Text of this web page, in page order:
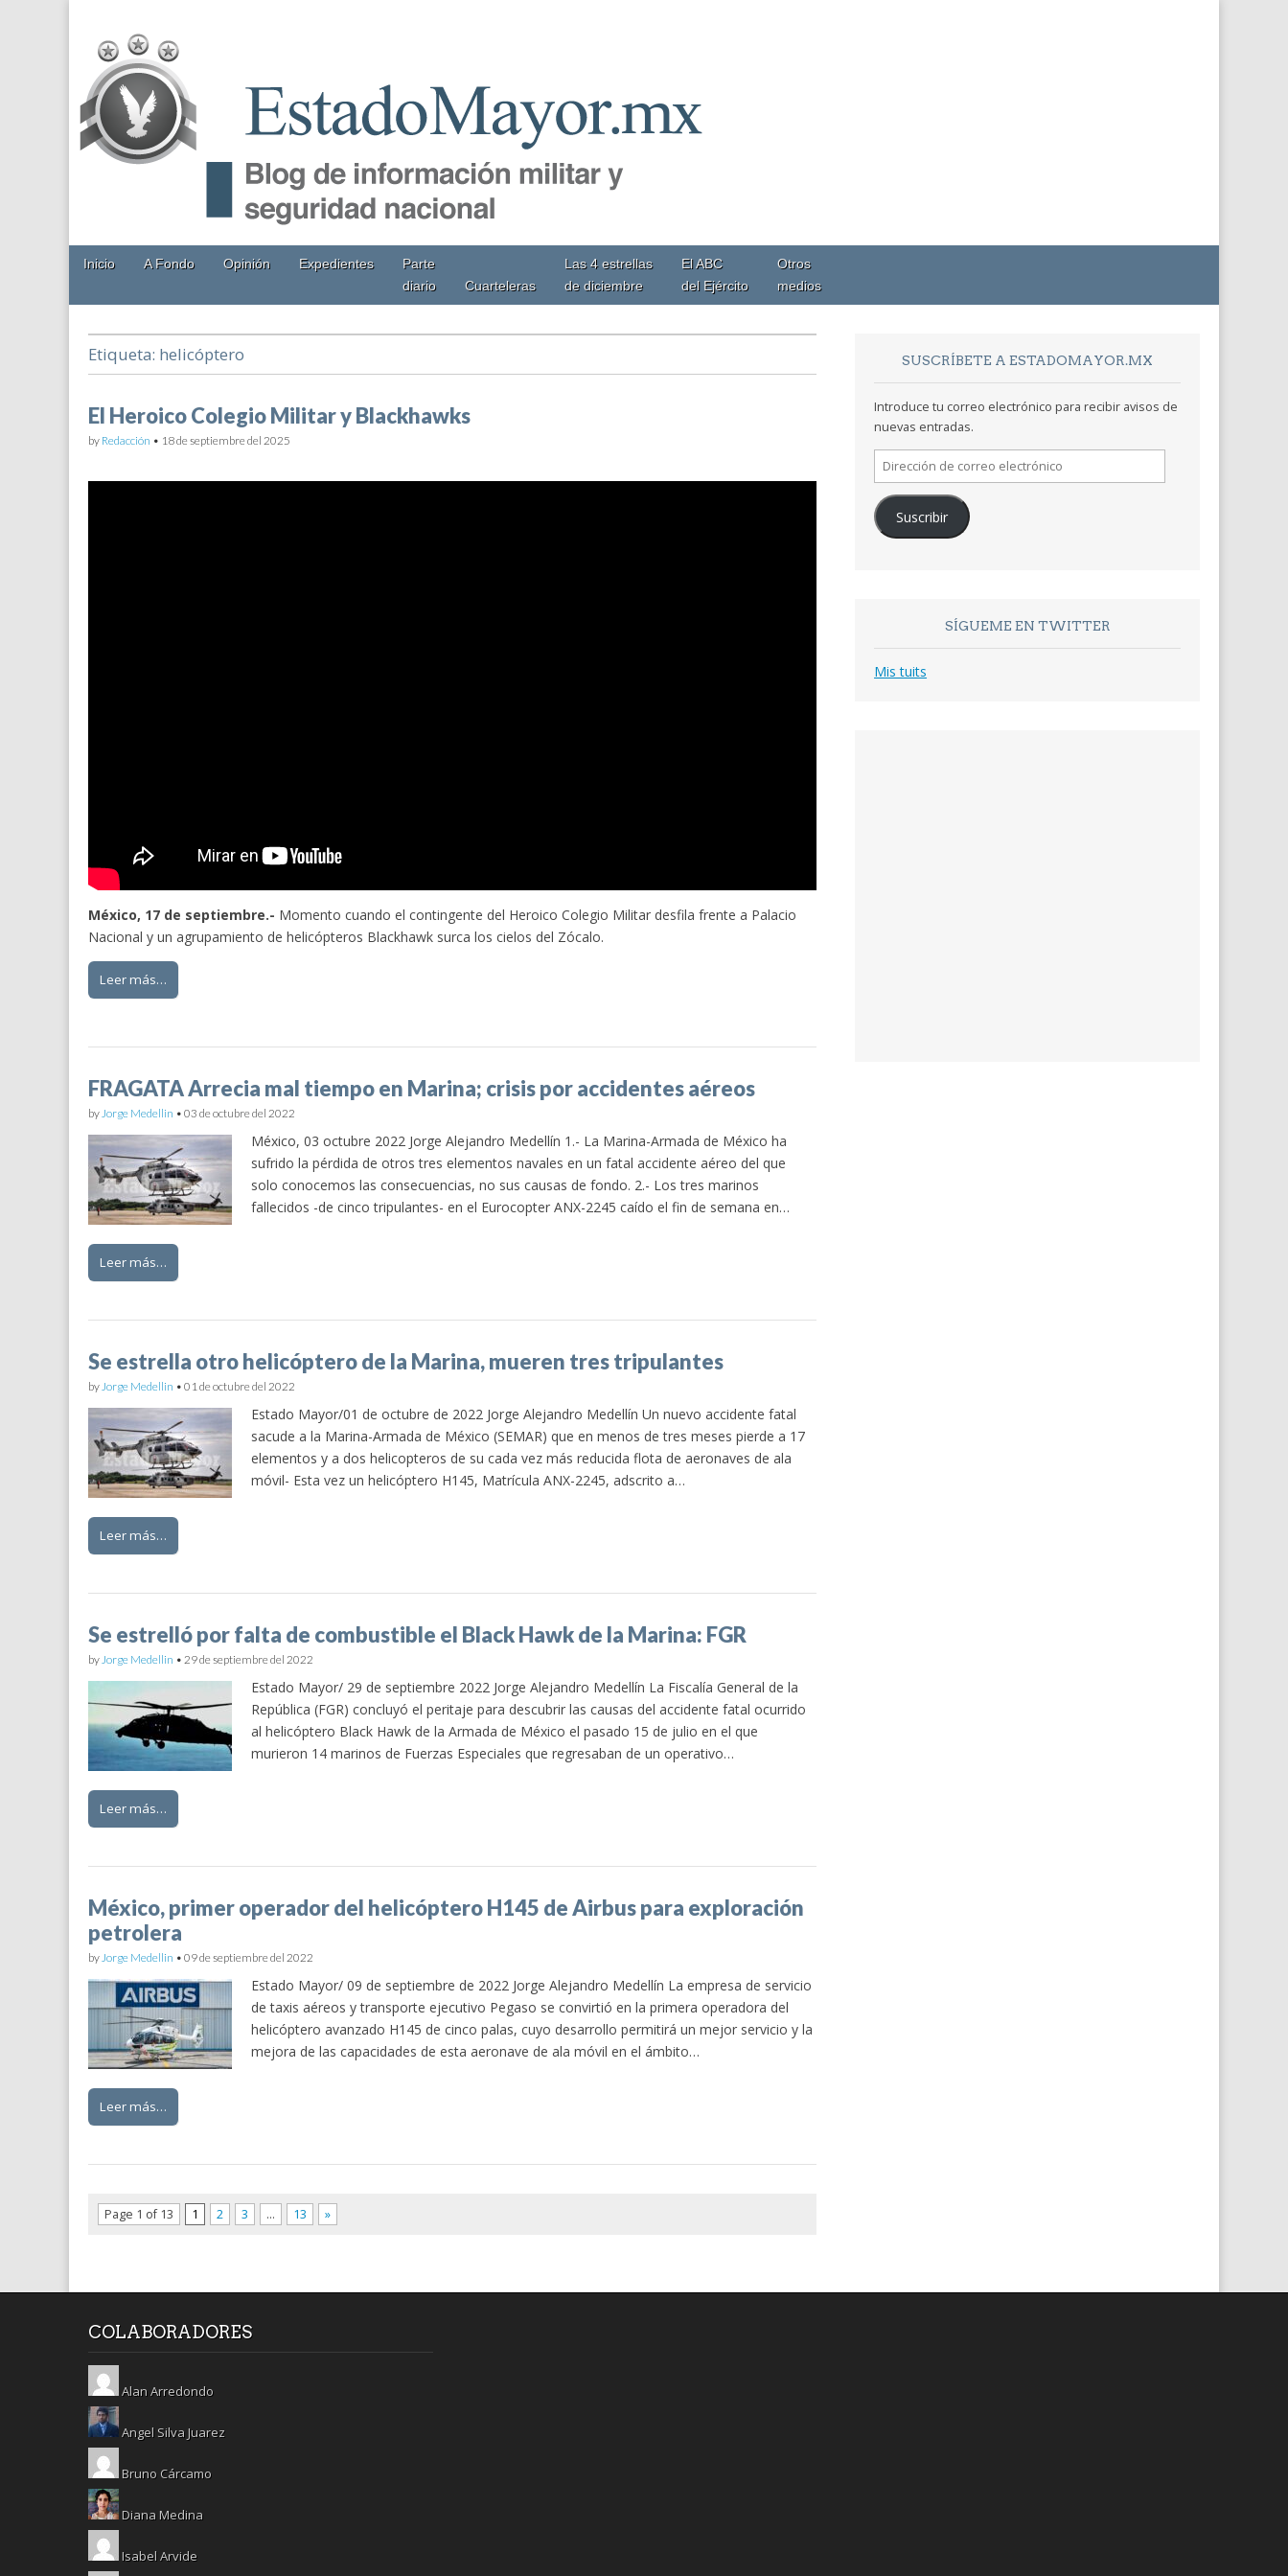
EstadoMayor.mx
Blog de información militar y de Seguridad Nacional
Inicio A Fondo Opinión Expedientes
Parte
diario
Cuarteleras
Las 4 estrellas
de diciembre
El ABC
del Ejército
Otros
medios
Etiqueta: helicóptero
El Heroico Colegio Militar y Blackhawks
by Redacción • 18 de septiembre del 2025
México, 17 de septiembre.- Momento cuando el contingente del Heroico Colegio Militar desfila frente a Palacio
Nacional y un agrupamiento de helicópteros Blackhawk surca los cielos del Zócalo.
Leer más…
FRAGATA Arrecia mal tiempo en Marina; crisis por accidentes aéreos
byJorge Medellin • 03 de octubre del 2022
México, 03 octubre 2022 Jorge Alejandro Medellín 1.- La Marina-Armada de México ha
sufrido la pérdida de otros tres elementos navales en un fatal accidente aéreo del que
solo conocemos las consecuencias, no sus causas de fondo. 2.- Los tres marinos
fallecidos -de cinco tripulantes- en el Eurocopter ANX-2245 caído el fin de semana en…
Leer más…
Se estrella otro helicóptero de la Marina, mueren tres tripulantes
byJorge Medellin • 01 de octubre del 2022
Estado Mayor/01 de octubre de 2022 Jorge Alejandro Medellín Un nuevo accidente fatal
sacude a la Marina-Armada de México (SEMAR) que en menos de tres meses pierde a 17
elementos y a dos helicopteros de su cada vez más reducida flota de aeronaves de ala
móvil- Esta vez un helicóptero H145, Matrícula ANX-2245, adscrito a…
Leer más…
Se estrelló por falta de combustible el Black Hawk de la Marina: FGR
byJorge Medellin • 29 de septiembre del 2022
Estado Mayor/ 29 de septiembre 2022 Jorge Alejandro Medellín La Fiscalía General de la
República (FGR) concluyó el peritaje para descubrir las causas del accidente fatal ocurrido
al helicóptero Black Hawk de la Armada de México el pasado 15 de julio en el que
murieron 14 marinos de Fuerzas Especiales que regresaban de un operativo…
Leer más…
México, primer operador del helicóptero H145 de Airbus para exploración
petrolera
byJorge Medellin • 09 de septiembre del 2022
Estado Mayor/ 09 de septiembre de 2022 Jorge Alejandro Medellín La empresa de servicio
de taxis aéreos y transporte ejecutivo Pegaso se convirtió en la primera operadora del
helicóptero avanzado H145 de cinco palas, cuyo desarrollo permitirá un mejor servicio y la
mejora de las capacidades de esta aeronave de ala móvil en el ámbito…
Leer más…
Page 1 of 13 1 2 3 … 13 »
SUSCRÍBETE A ESTADOMAYOR.MX
Introduce tu correo electrónico para recibir avisos de
nuevas entradas.
Dirección
de
correo
electrónico
Suscribir
SÍGUEME EN TWITTER
Mis tuits
COLABORADORES
Alan Arredondo
Angel Silva Juarez
Bruno Cárcamo
Diana Medina
Isabel Arvide